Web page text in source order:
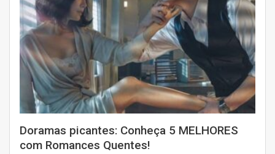
Doramas picantes: Conheça 5 MELHORES
com Romances Quentes!